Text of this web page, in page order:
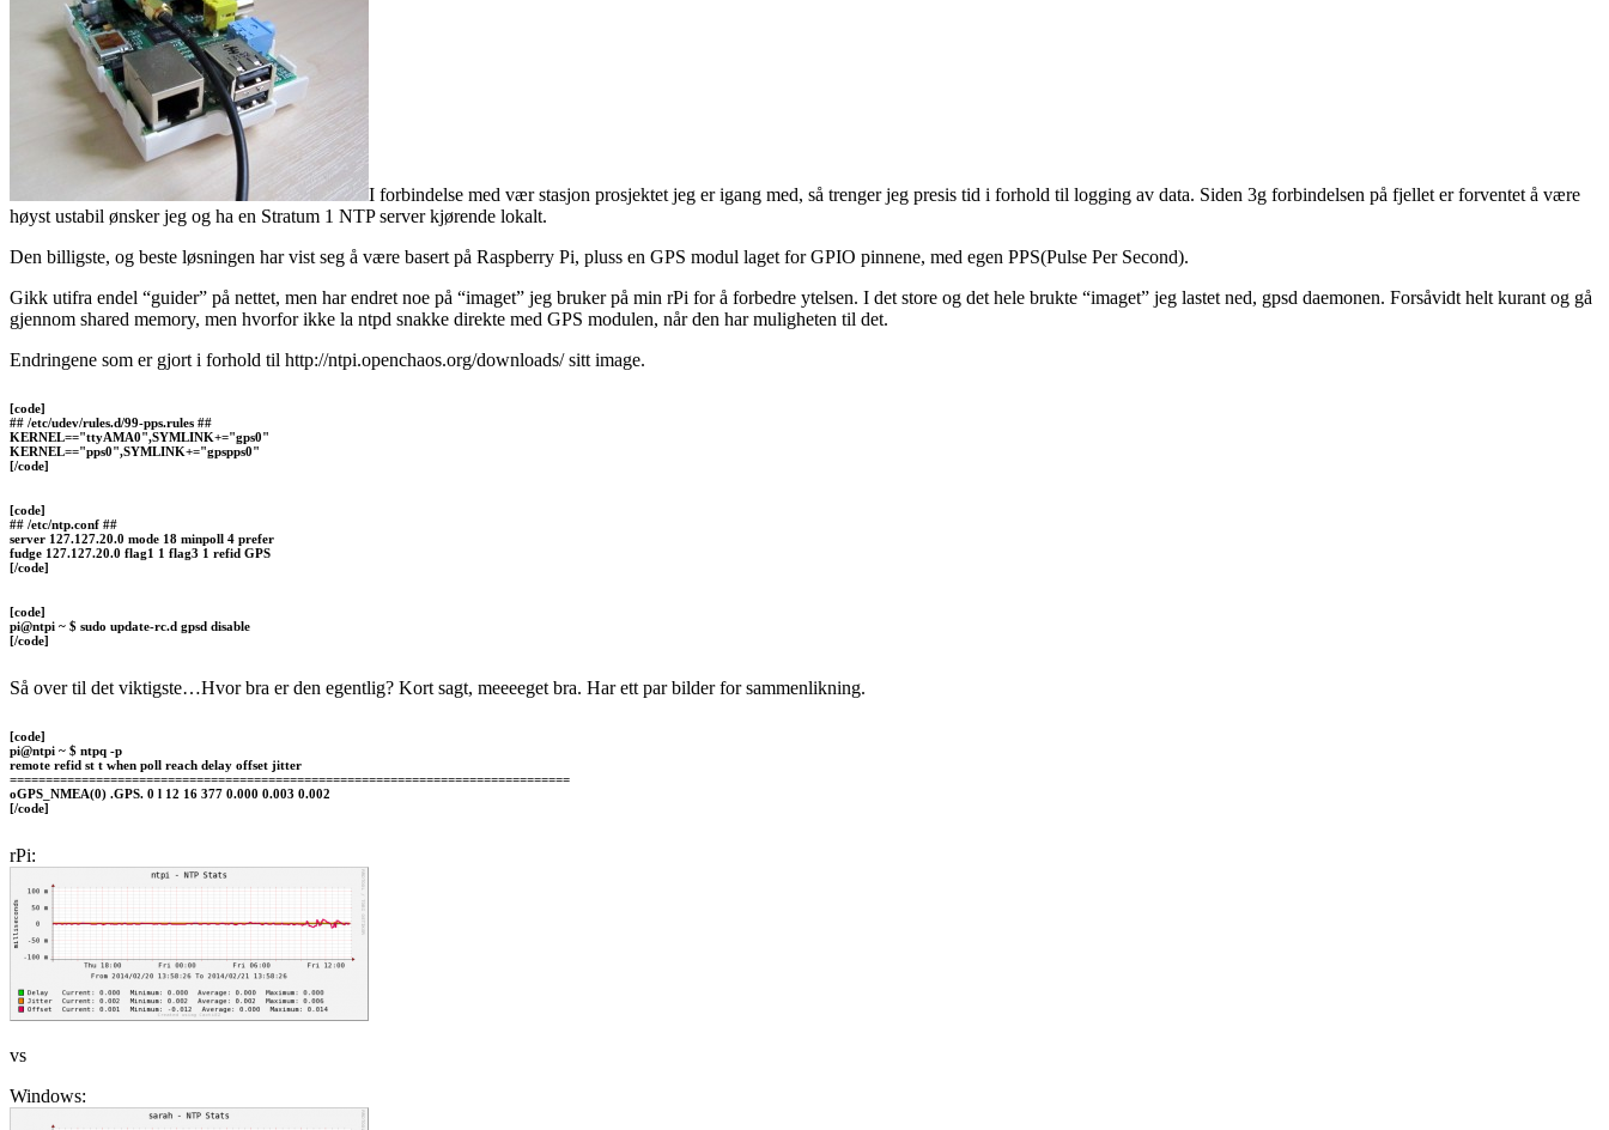
I forbindelse med vær stasjon prosjektet jeg er igang med, så trenger jeg presis tid i forhold til logging av data. Siden 3g forbindelsen på fjellet er forventet å være
høyst ustabil ønsker jeg og ha en Stratum 1 NTP server kjørende lokalt.
Den billigste, og beste løsningen har vist seg å være basert på Raspberry Pi, pluss en GPS modul laget for GPIO pinnene, med egen PPS(Pulse Per Second).
Gikk utifra endel “guider” på nettet, men har endret noe på “imaget” jeg bruker på min rPi for å forbedre ytelsen. I det store og det hele brukte “imaget” jeg lastet ned, gpsd daemonen. Forsåvidt helt kurant og gå
gjennom shared memory, men hvorfor ikke la ntpd snakke direkte med GPS modulen, når den har muligheten til det.
Endringene som er gjort i forhold til http://ntpi.openchaos.org/downloads/ sitt image.
[code]
## /etc/udev/rules.d/99-pps.rules ##
KERNEL=="ttyAMA0",SYMLINK+="gps0"
KERNEL=="pps0",SYMLINK+="gpspps0"
[/code]
[code]
## /etc/ntp.conf ##
server 127.127.20.0 mode 18 minpoll 4 prefer
fudge 127.127.20.0 flag1 1 flag3 1 refid GPS
[/code]
[code]
pi@ntpi ~ $ sudo update-rc.d gpsd disable
[/code]
Så over til det viktigste…Hvor bra er den egentlig? Kort sagt, meeeeget bra. Har ett par bilder for sammenlikning.
[code]
pi@ntpi ~ $ ntpq -p
remote refid st t when poll reach delay offset jitter
==============================================================================
oGPS_NMEA(0) .GPS. 0 l 12 16 377 0.000 0.003 0.002
[/code]
rPi:
vs
Windows: